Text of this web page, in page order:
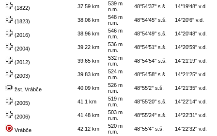
(1822) 37.59 km
539 m
n.m.
48°54'37'' s.š. 14°19'48'' v.d.
(1823) 38.06 km
548 m
n.m.
48°54'45'' s.š. 14°20'6'' v.d.
(2016) 38.96 km
546 m
n.m.
48°54'49'' s.š. 14°20'48'' v.d.
(2004) 39.22 km
536 m
n.m.
48°54'51'' s.š. 14°20'59'' v.d.
(2012) 39.65 km
532 m
n.m.
48°54'54'' s.š. 14°21'19'' v.d.
(2003) 39.83 km
524 m
n.m.
48°54'58'' s.š. 14°21'25'' v.d.
žst. Vrábče 40.09 km
526 m
n.m.
48°55'2'' s.š. 14°21'35'' v.d.
(2005) 41.1 km
519 m
n.m.
48°55'20'' s.š. 14°22'14'' v.d.
(2006) 41.48 km
503 m
n.m.
48°55'24'' s.š. 14°22'31'' v.d.
Vrábče 42.12 km
520 m
n.m.
48°55'4'' s.š. 14°22'32'' v.d.